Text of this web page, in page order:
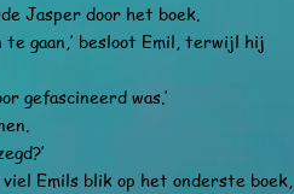
door het boek.
besloot Emil, terwijl hij
was.’
Emils blik op het onderste boek,